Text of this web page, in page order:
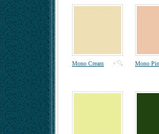
Mono Cream Mono